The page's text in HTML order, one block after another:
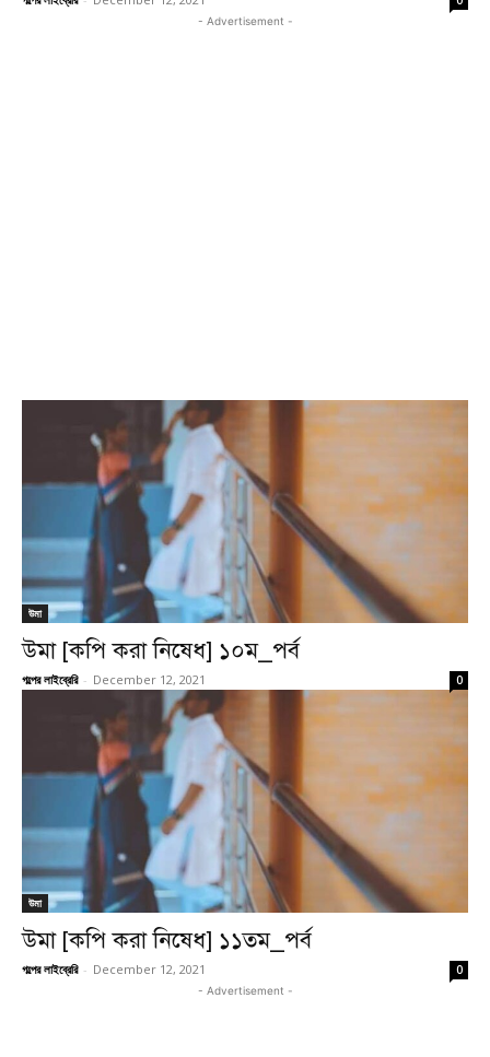
- Advertisement -
উমা
উমা [কপি করা নিষেধ] ১০ম_পর্ব
গল্পের লাইব্রেরি - December 12, 2021 0
উমা
উমা [কপি করা নিষেধ] ১১তম_পর্ব
গল্পের লাইব্রেরি - December 12, 2021 0
- Advertisement -